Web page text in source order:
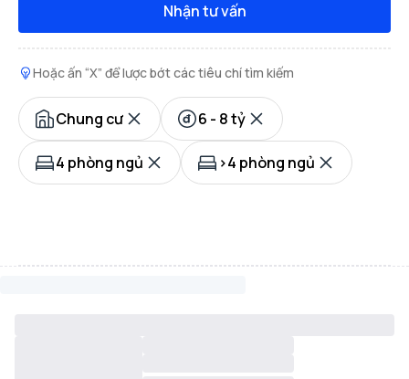
Nhận tư vấn
Hoặc ấn “X” để lược bớt các tiêu chí tìm kiếm
Chung cư 6 - 8 tỷ
4 phòng ngủ >4 phòng ngủ